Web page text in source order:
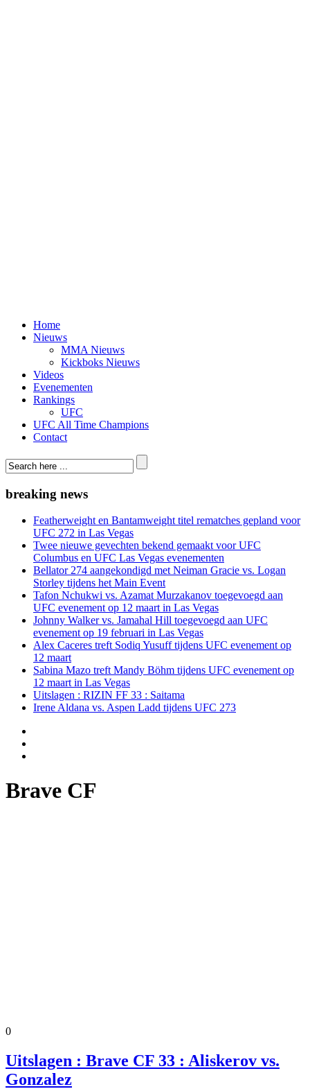
Home
Nieuws
MMA Nieuws
Kickboks Nieuws
Videos
Evenementen
Rankings
UFC
UFC All Time Champions
Contact
breaking news
Featherweight en Bantamweight titel rematches gepland voor
UFC 272 in Las Vegas
Twee nieuwe gevechten bekend gemaakt voor UFC
Columbus en UFC Las Vegas evenementen
Bellator 274 aangekondigd met Neiman Gracie vs. Logan
Storley tijdens het Main Event
Tafon Nchukwi vs. Azamat Murzakanov toegevoegd aan
UFC evenement op 12 maart in Las Vegas
Johnny Walker vs. Jamahal Hill toegevoegd aan UFC
evenement op 19 februari in Las Vegas
Alex Caceres treft Sodiq Yusuff tijdens UFC evenement op
12 maart
Sabina Mazo treft Mandy Böhm tijdens UFC evenement op
12 maart in Las Vegas
Uitslagen : RIZIN FF 33 : Saitama
Irene Aldana vs. Aspen Ladd tijdens UFC 273
Brave CF
0
Uitslagen : Brave CF 33 : Aliskerov vs.
Gonzalez